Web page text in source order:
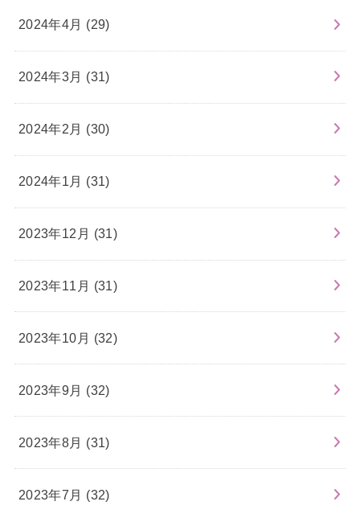
2024年4月 (29)
2024年3月 (31)
2024年2月 (30)
2024年1月 (31)
2023年12月 (31)
2023年11月 (31)
2023年10月 (32)
2023年9月 (32)
2023年8月 (31)
2023年7月 (32)